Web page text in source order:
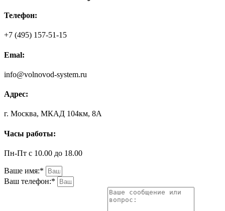
Телефон:
+7 (495) 157-51-15
Emal:
info@volnovod-system.ru
Адрес:
г. Москва, МКАД 104км, 8А
Часы работы:
Пн-Пт с 10.00 до 18.00
Ваше имя:*
Ваш телефон:*